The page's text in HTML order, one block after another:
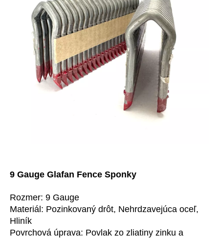
9 Gauge Glafan Fence Sponky
Rozmer: 9 Gauge
Materiál: Pozinkovaný drôt, Nehrdzavejúca oceľ,
Hliník
Povrchová úprava: Povlak zo zliatiny zinku a